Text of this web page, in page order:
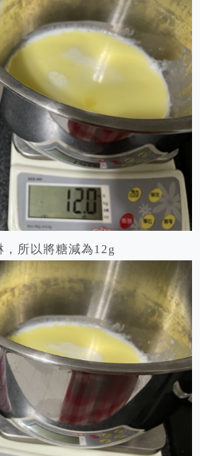
所以將糖減為12g